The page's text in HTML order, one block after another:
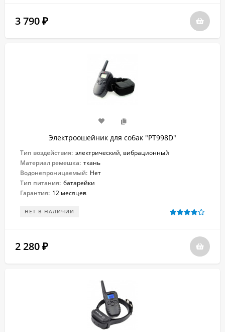
3 790 ₽
Электроошейник для собак "PT998D"
Тип воздействия: электрический, вибрационный
Материал ремешка: ткань
Водонепроницаемый: Нет
Тип питания: батарейки
Гарантия: 12 месяцев
НЕТ В НАЛИЧИИ
2 280 ₽